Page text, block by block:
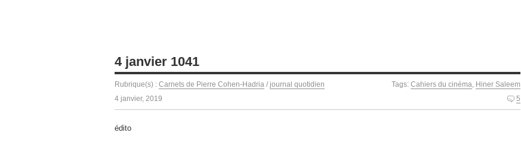
4 janvier 1041
Rubrique(s) : Carnets de Pierre Cohen-Hadria / journal quotidien Tags: Cahiers du cinéma Hiner Saleem
4 janvier, 2019
5
édito